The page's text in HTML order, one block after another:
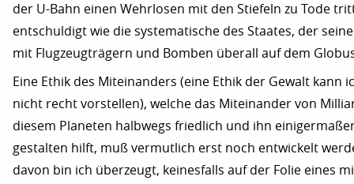
der U-Bahn einen Wehrlosen mit den Stiefeln zu Tode
entschuldigt wie die systematische des Staates, der
mit Flugzeugträgern und Bomben überall auf dem
Eine Ethik des Miteinanders (eine Ethik der Gewalt kann
nicht recht vorstellen), welche das Miteinander von
diesem Planeten halbwegs friedlich und ihn
gestalten hilft, muß vermutlich erst noch entwickelt
davon bin ich überzeugt, keinesfalls auf der Folie eines